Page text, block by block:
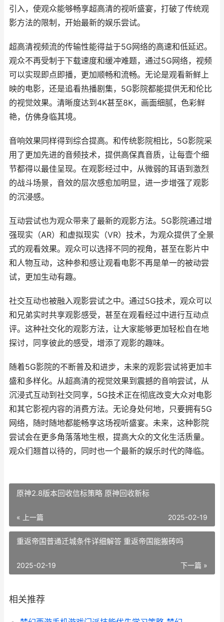
引入，使观众能够畅享超高清的视听盛宴，打破了传统观
影方法的限制，开始最新的娱乐尝试。
超高清视频流的传输性能得益于5G网络的高速和低延迟。
观众不再受制于下载速度和缓冲难题，通过5G网络，视频
可以实现即点即播，更加顺畅和流畅。无论是观看新鲜上
映的电影，还是追看热播剧集，5G影院都能提供无和伦比
的视觉效果。清晰度达到4K甚至8K，画面细腻，色彩鲜
艳，仿佛身临其境。
音响效果同样得到综合提高。和传统影院相比，5G影院采
用了更加先进的音频技术，提供高保真音质，让每壹个细
节都得以最佳呈现。在观影经过中，从微弱的耳语到激烈
的战斗场景，音效的层次感愈加明显，进一步增强了观影
的沉浸感。
互动尝试也为观众带来了最新的观影方法。5G影院通过增
强现实（AR）和虚拟现实（VR）技术，为观众提供了全景
式的观看效果。观众可以选择不同的视角，甚至在影片中
和人物互动，这种参和感让观看电影不再是单一的被动尝
试，更加生动有趣。
社交互动也被融入观影尝试之中。通过5G技术，观众可以
和兄弟实时共享观影感受，甚至在观看经过中进行互动点
评。这种社交化的观影方法，让大家能够更加轻松自在地
探讨，同享彼此的感受，增添了观影的趣味。
随着5G影院的不断普及和进步，未来的观影尝试将更加丰
盛和多样化。从超高清的视觉效果到震撼的音响尝试，从
沉浸式互动到社交同享，5G技术正在彻底改变大众对电影
和其它影视内容的消费方法。无论身处何地，只要拥有5G
网络，随时随地都能畅享这场视听盛宴。未来，这种影院
尝试会在更多角落落地生根，提高大众的文化生活质量。
观众们翘首以待的，同时也一个最新的娱乐时代的降临。
原神2.8版本回收信标策略 原神回收新标
« 上一篇 2025-02-19
重返帝国普通迁城条件详细解答 重返帝国能搬砖吗
下一篇 »
2025-02-19
相关推荐